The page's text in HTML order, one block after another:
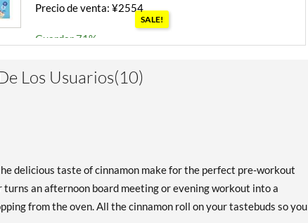
Precio de venta: ¥2554
SALE!
Guardar 71%
Precio de venta: ¥3193
Precio de venta: ¥3838
SALE!
Guardar 56%
Los Usuarios(10)
delicious taste of cinnamon make for the perfect pre-workout
an afternoon board meeting or evening workout into a
from the oven. All the cinnamon roll on your tastebuds so you